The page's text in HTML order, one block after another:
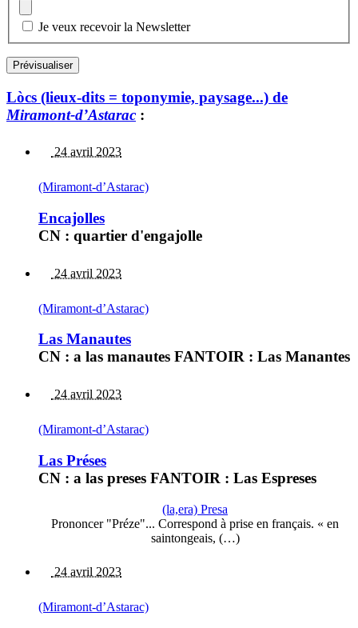
Je veux recevoir la Newsletter
Lòcs (lieux-dits = toponymie, paysage...) de
Miramont-d’Astarac :
24 avril 2023
(Miramont-d’Astarac)
Encajolles
CN : quartier d'engajolle
24 avril 2023
(Miramont-d’Astarac)
Las Manautes
CN : a las manautes FANTOIR : Las Manantes
24 avril 2023
(Miramont-d’Astarac)
Las Préses
CN : a las preses FANTOIR : Las Espreses
(la,era) Presa
Prononcer "Préze"... Correspond à prise en français. « en
saintongeais, (…)
24 avril 2023
(Miramont-d’Astarac)